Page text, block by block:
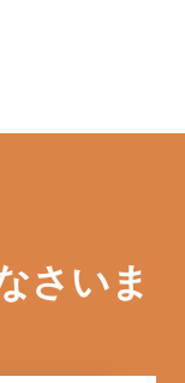
さいま